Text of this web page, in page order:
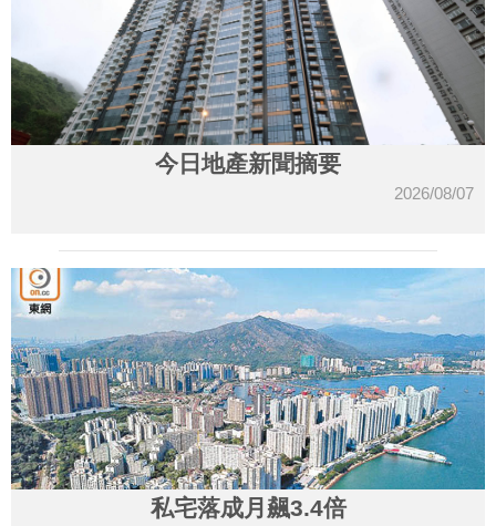
今日地產新聞摘要
2026/08/07
私宅落成月飆3.4倍